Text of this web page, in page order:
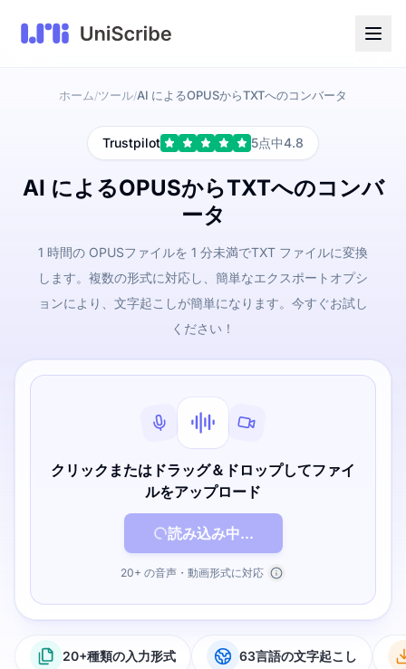
ホーム /ツール/AI によるOPUSからTXTへのコンバータ
Trustpilot 5点中4.8
AI によるOPUSからTXTへのコンバ
ータ
1 時間の OPUSファイルを 1 分未満でTXT ファイルに変換
します。複数の形式に対応し、簡単なエクスポートオプシ
ョンにより、文字起こしが簡単になります。今すぐお試し
ください！
クリックまたはドラッグ＆ドロップしてファイ
ルをアップロード
読み込み中...
20+ の音声・動画形式に対応
20+種類の入力形式 63言語の文字起こし